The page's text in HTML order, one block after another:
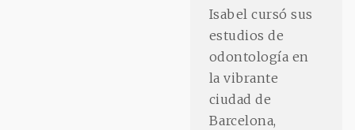
Isabel cursó sus
estudios de
odontología en
la vibrante
ciudad de
Barcelona,